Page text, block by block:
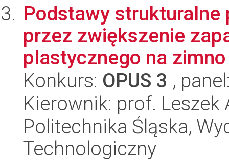
Podstawy strukturalne
przez zwiększenie
plastycznego na
Konkurs: OPUS 3 ,
Kierownik: prof. Leszek
Politechnika Śląska,
Technologiczny